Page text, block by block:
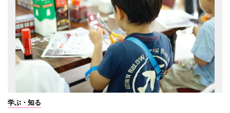
学ぶ・知る